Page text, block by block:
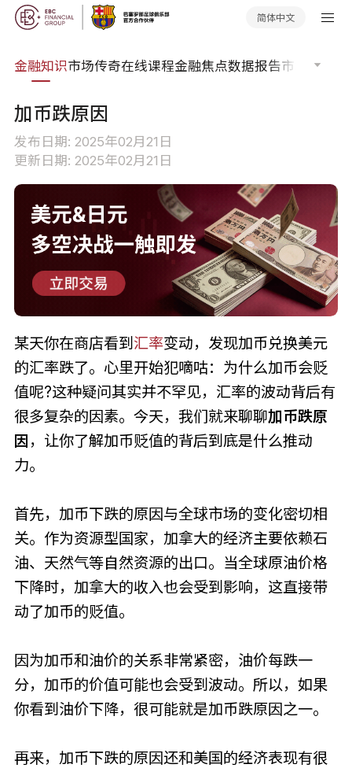
简体中文
金融知识市场传奇在线课程金融焦点数据报告市场分析
加币跌原因
发布日期: 2025年02月21日
更新日期: 2025年02月21日
某天你在商店看到汇率变动，发现加币兑换美元
的汇率跌了。心里开始犯嘀咕：为什么加币会贬
值呢?这种疑问其实并不罕见，汇率的波动背后有
很多复杂的因素。今天，我们就来聊聊加币跌原
因 ，让你了解加币贬值的背后到底是什么推动
力。
首先，加币下跌的原因与全球市场的变化密切相
关。作为资源型国家，加拿大的经济主要依赖石
油、天然气等自然资源的出口。当全球原油价格
下降时，加拿大的收入也会受到影响，这直接带
动了加币的贬值。
因为加币和油价的关系非常紧密，油价每跌一
分，加币的价值可能也会受到波动。所以，如果
你看到油价下降，很可能就是加币跌原因之一。
再来，加币下跌的原因还和美国的经济表现有很